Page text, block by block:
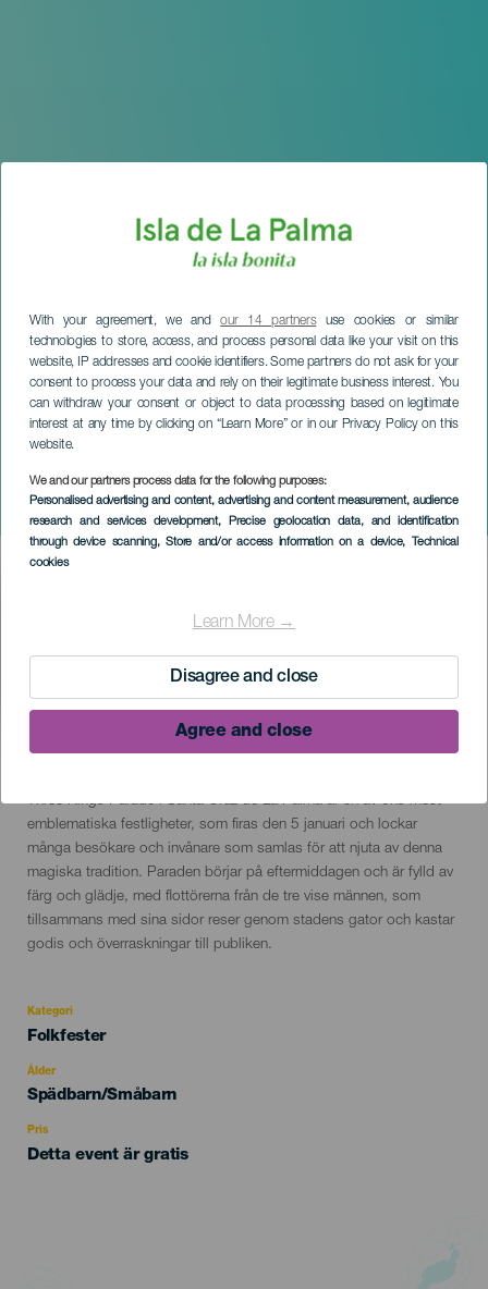
With your agreement, we andour 14 partnersuse cookies or similar
technologies to store, access, and process personal data like your visit on this
website, IP addresses and cookie identifiers. Some partners do not ask for your
consent to process your data and rely on their legitimate business interest. You
can withdraw your consent or object to data processing based on legitimate
interest at any time by clicking on “Learn More” or in our Privacy Policy on this
website.
We and our partners process data for the following purposes:
Personalised advertising and content, advertising and content measurement, audience
research and services development, Precise geolocation data, and identification
through device scanning, Store and/or access information on a device, Technical
cookies
Learn More →
Disagree and close
Agree and close
Three Kings Parade i
Santa Cruz de La Palma
Imagen
05 January 2027
Descripción
del
evento
Three Kings Parade i Santa Cruz de La Palma är en av öns mest
emblematiska festligheter, som firas den 5 januari och lockar
många besökare och invånare som samlas för att njuta av denna
magiska tradition. Paraden börjar på eftermiddagen och är fylld av
färg och glädje, med flottörerna från de tre vise männen, som
tillsammans med sina sidor reser genom stadens gator och kastar
godis och överraskningar till publiken.
Kategori
Categoría
evento
Folkfester
Ålder
Edad
Spädbarn/Småbarn
Pris
Detta event är gratis